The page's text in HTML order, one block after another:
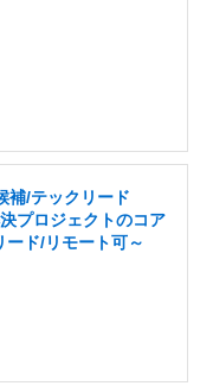
補/テックリード
プロジェクトのコア
ード/リモート可～